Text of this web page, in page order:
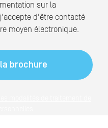
sur la
d'être contacté
moyen électronique.